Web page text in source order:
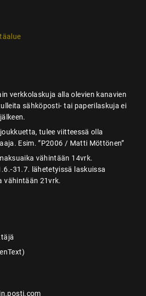
verkkolaskuja alla olevien kanavien
sähköposti- tai paperilaskuja ei
tulee viitteessä olla
Esim. ”P2006 / Matti Möttönen”
vähintään 14vrk.
31.7. lähetetyissä laskuissa
vähintään 21vrk.